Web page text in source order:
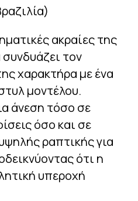
ακραίες της
τον
χαρακτήρα με ένα
μοντέλου.
άνεση τόσο σε
όσο και σε
ραπτικής για
ότι η
υπεροχή